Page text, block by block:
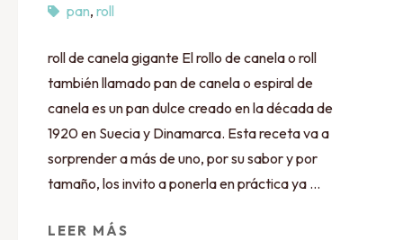
pan, roll
roll de canela gigante El rollo de canela o roll
también llamado pan de canela o espiral de
canela es un pan dulce creado en la década de
1920 en Suecia y Dinamarca. Esta receta va a
sorprender a más de uno, por su sabor y por
tamaño, los invito a ponerla en práctica ya …
LEER MÁS